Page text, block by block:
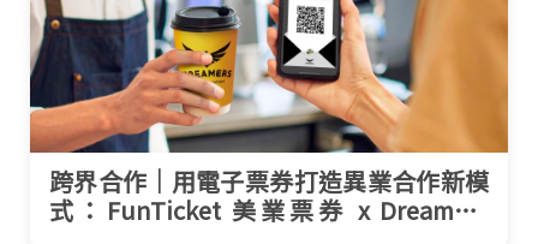
跨界合作｜用電子票券打造異業合作新模
式：FunTicket 美業票券 x Dreamers